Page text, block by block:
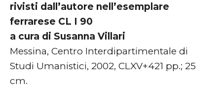
rivisti dall’autore nell’esemplare
ferrarese CL I 90
a cura di Susanna Villari
Messina, Centro Interdipartimentale di
Studi Umanistici, 2002, CLXV+421 pp.; 25
cm.